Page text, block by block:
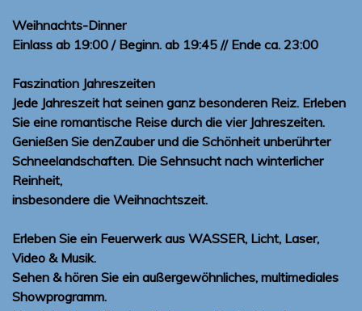
Weihnachts-Dinner
Einlass ab 19:00 / Beginn. ab 19:45 // Ende ca. 23:00
Faszination Jahreszeiten
Jede Jahreszeit hat seinen ganz besonderen Reiz. Erleben
Sie eine romantische Reise durch die vier Jahreszeiten.
Genießen Sie denZauber und die Schönheit unberührter
Schneelandschaften. Die Sehnsucht nach winterlicher
Reinheit,
insbesondere die Weihnachtszeit.
Erleben Sie ein Feuerwerk aus WASSER, Licht, Laser,
Video & Musik.
Sehen & hören Sie ein außergewöhnliches, multimediales
Showprogramm.